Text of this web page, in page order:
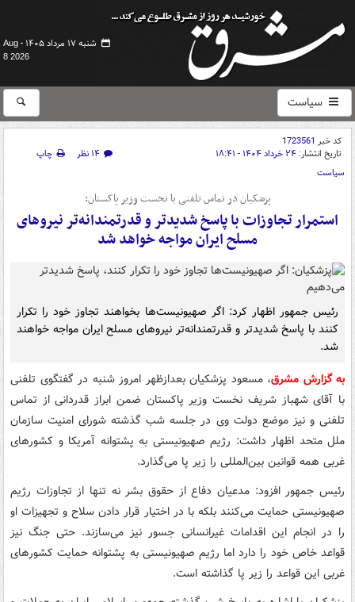
شنبه ۱۷ مرداد ۱۴۰۵ -
Aug
8 2026
سیاست
کد خبر 1723561
تاریخ انتشار: ۲۴ خرداد ۱۴۰۴ - ۱۸:۴۱ ۱۴ نظر
چاپ
سیاست
پزشکیان در تماس تلفنی با نخست وزیر پاکستان:
استمرار تجاوزات با پاسخ شدیدتر و قدرتمندانه‌تر نیروهای
مسلح ایران مواجه خواهد شد
رئیس جمهور اظهار کرد: اگر صهیونیست‌ها بخواهند تجاوز خود را تکرار
کنند با پاسخ شدیدتر و قدرتمندانه‌تر نیروهای مسلح ایران مواجه خواهند
شد.
به گزارش مشرق، مسعود پزشکیان بعدازظهر امروز شنبه در گفتگوی تلفنی
با آقای شهباز شریف نخست وزیر پاکستان ضمن ابراز قدردانی از تماس
تلفنی و نیز موضع دولت وی در جلسه شب گذشته شورای امنیت سازمان
ملل متحد اظهار داشت: رژیم صهیونیستی به پشتوانه آمریکا و کشورهای
غربی همه قوانین بین‌المللی را زیر پا می‌گذارد.
رئیس جمهور افزود: مدعیان دفاع از حقوق بشر نه تنها از تجاوزات رژیم
صهیونیستی حمایت می‌کنند بلکه با در اختیار قرار دادن سلاح و تجهیزات او
را در انجام این اقدامات غیرانسانی جسور نیز می‌سازند. حتی جنگ نیز
قواعد خاص خود را دارد اما رژیم صهیونیستی به پشتوانه حمایت کشورهای
غربی این قواعد را زیر پا گذاشته است.